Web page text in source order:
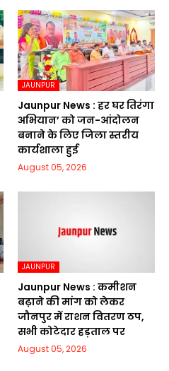
JAUNPUR
Jaunpur News : हर घर तिरंगा
अभियान’ को जन-आंदोलन
बनाने के लिए जिला स्तरीय
कार्यशाला हुई
August 05, 2026
JAUNPUR
Jaunpur News : कमीशन
बढ़ाने की मांग को लेकर
जौनपुर में राशन वितरण ठप,
सभी कोटेदार हड़ताल पर
August 05, 2026